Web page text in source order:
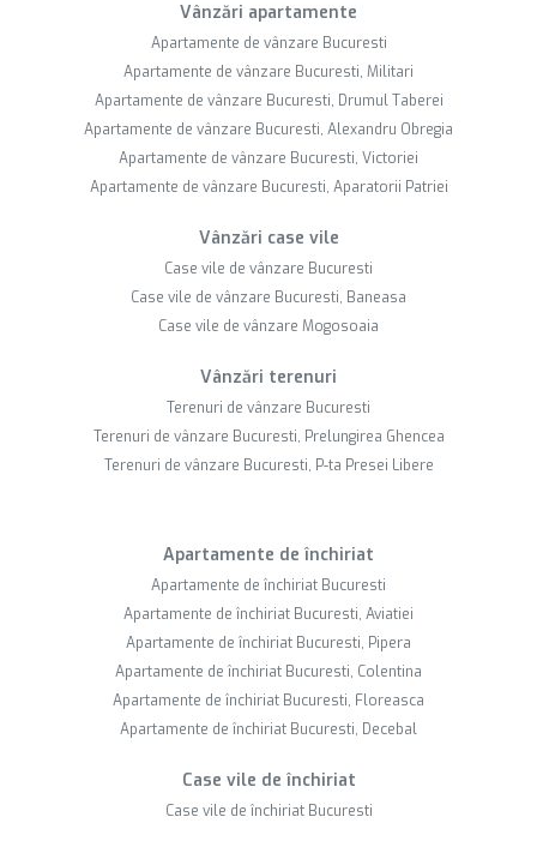
Vânzări apartamente
Apartamente de vânzare Bucuresti
Apartamente de vânzare Bucuresti, Militari
Apartamente de vânzare Bucuresti, Drumul Taberei
Apartamente de vânzare Bucuresti, Alexandru Obregia
Apartamente de vânzare Bucuresti, Victoriei
Apartamente de vânzare Bucuresti, Aparatorii Patriei
Vânzări case vile
Case vile de vânzare Bucuresti
Case vile de vânzare Bucuresti, Baneasa
Case vile de vânzare Mogosoaia
Vânzări terenuri
Terenuri de vânzare Bucuresti
Terenuri de vânzare Bucuresti, Prelungirea Ghencea
Terenuri de vânzare Bucuresti, P-ta Presei Libere
Apartamente de închiriat
Apartamente de închiriat Bucuresti
Apartamente de închiriat Bucuresti, Aviatiei
Apartamente de închiriat Bucuresti, Pipera
Apartamente de închiriat Bucuresti, Colentina
Apartamente de închiriat Bucuresti, Floreasca
Apartamente de închiriat Bucuresti, Decebal
Case vile de închiriat
Case vile de închiriat Bucuresti